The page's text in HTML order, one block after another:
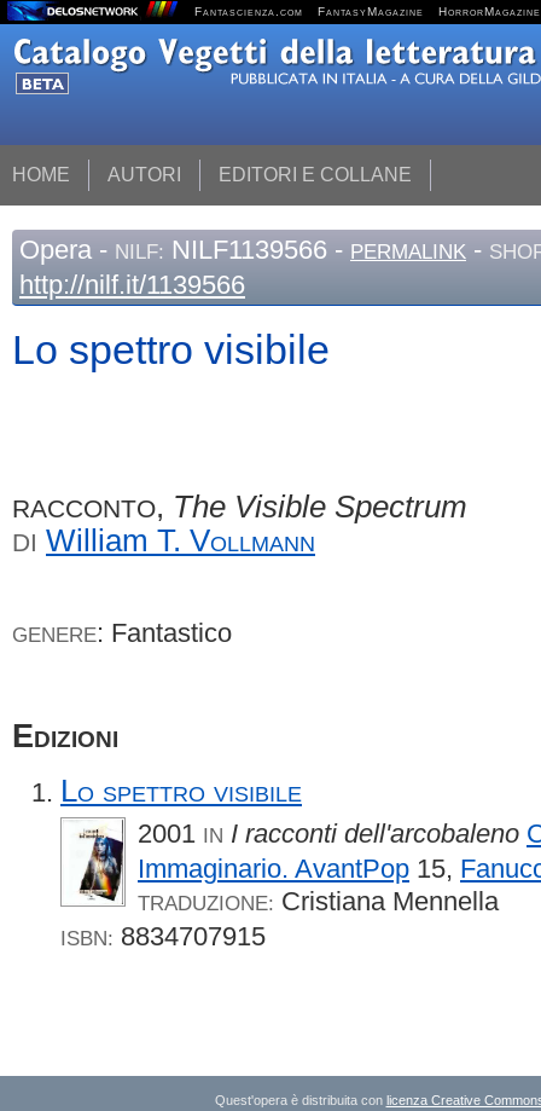
Fantascienza.com FantasyMagazine HorrorMagazine
HOME AUTORI EDITORI E COLLANE
Opera - NILF: NILF1139566 - PERMALINK -
http://nilf.it/1139566
Lo spettro visibile
RACCONTO, The Visible Spectrum
DI William T. Vollmann
GENERE: Fantastico
Edizioni
Lo spettro visibile
2001 IN I racconti dell'arcobaleno
Immaginario. AvantPop 15,
TRADUZIONE: Cristiana Mennella
ISBN: 8834707915
Quest'opera è distribuita con licenza Creative